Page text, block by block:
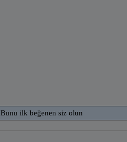
Bunu ilk beğenen siz olun